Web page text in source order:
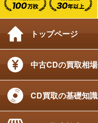
トップページ
中古CDの買取相場
CD買取の基礎知識